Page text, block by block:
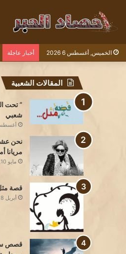
الخميس, أغسطس 6 2026 أخبار عاجلة
المقالات الشعبية
” تحت
شعبي
أغسطس 19,
نحن
مريانا
مايو 10, 2021
قصة
أبريل 28, 2020
قصص